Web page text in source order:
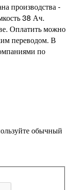
производства -
38 Ач.
Оплатить можно
переводом. В
по
обычный